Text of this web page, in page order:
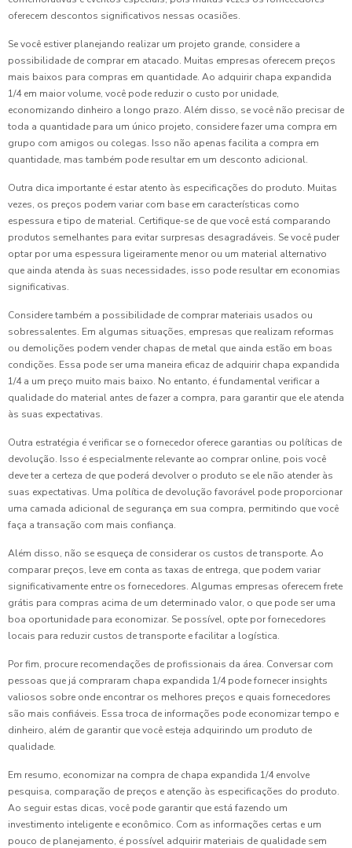
oferecem descontos significativos nessas ocasiões.
Se você estiver planejando realizar um projeto grande, considere a
possibilidade de comprar em atacado. Muitas empresas oferecem preços
mais baixos para compras em quantidade. Ao adquirir chapa expandida
1/4 em maior volume, você pode reduzir o custo por unidade,
economizando dinheiro a longo prazo. Além disso, se você não precisar de
toda a quantidade para um único projeto, considere fazer uma compra em
grupo com amigos ou colegas. Isso não apenas facilita a compra em
quantidade, mas também pode resultar em um desconto adicional.
Outra dica importante é estar atento às especificações do produto. Muitas
vezes, os preços podem variar com base em características como
espessura e tipo de material. Certifique-se de que você está comparando
produtos semelhantes para evitar surpresas desagradáveis. Se você puder
optar por uma espessura ligeiramente menor ou um material alternativo
que ainda atenda às suas necessidades, isso pode resultar em economias
significativas.
Considere também a possibilidade de comprar materiais usados ou
sobressalentes. Em algumas situações, empresas que realizam reformas
ou demolições podem vender chapas de metal que ainda estão em boas
condições. Essa pode ser uma maneira eficaz de adquirir chapa expandida
1/4 a um preço muito mais baixo. No entanto, é fundamental verificar a
qualidade do material antes de fazer a compra, para garantir que ele atenda
às suas expectativas.
Outra estratégia é verificar se o fornecedor oferece garantias ou políticas de
devolução. Isso é especialmente relevante ao comprar online, pois você
deve ter a certeza de que poderá devolver o produto se ele não atender às
suas expectativas. Uma política de devolução favorável pode proporcionar
uma camada adicional de segurança em sua compra, permitindo que você
faça a transação com mais confiança.
Além disso, não se esqueça de considerar os custos de transporte. Ao
comparar preços, leve em conta as taxas de entrega, que podem variar
significativamente entre os fornecedores. Algumas empresas oferecem frete
grátis para compras acima de um determinado valor, o que pode ser uma
boa oportunidade para economizar. Se possível, opte por fornecedores
locais para reduzir custos de transporte e facilitar a logística.
Por fim, procure recomendações de profissionais da área. Conversar com
pessoas que já compraram chapa expandida 1/4 pode fornecer insights
valiosos sobre onde encontrar os melhores preços e quais fornecedores
são mais confiáveis. Essa troca de informações pode economizar tempo e
dinheiro, além de garantir que você esteja adquirindo um produto de
qualidade.
Em resumo, economizar na compra de chapa expandida 1/4 envolve
pesquisa, comparação de preços e atenção às especificações do produto.
Ao seguir estas dicas, você pode garantir que está fazendo um
investimento inteligente e econômico. Com as informações certas e um
pouco de planejamento, é possível adquirir materiais de qualidade sem